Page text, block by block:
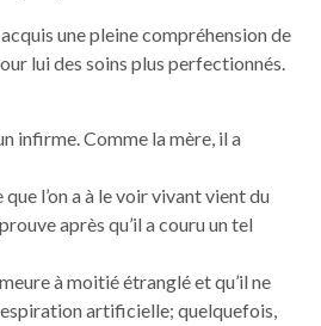
une pleine compréhension de
lui des soins plus perfectionnés.
infirme. Comme la mère, il a
l’on a à le voir vivant vient du
après qu’il a couru un tel
à moitié étranglé et qu’il ne
respiration artificielle; quelquefois,